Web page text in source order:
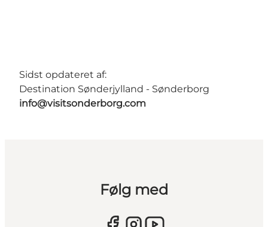
Sidst opdateret af:
Destination Sønderjylland - Sønderborg
info@visitsonderborg.com
Følg med